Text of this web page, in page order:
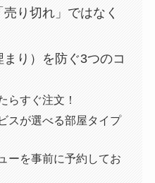
り切れ」ではなく
り）を防ぐ3つのコ
らすぐ注文！
スが選べる部屋タイプ
ーを事前に予約してお